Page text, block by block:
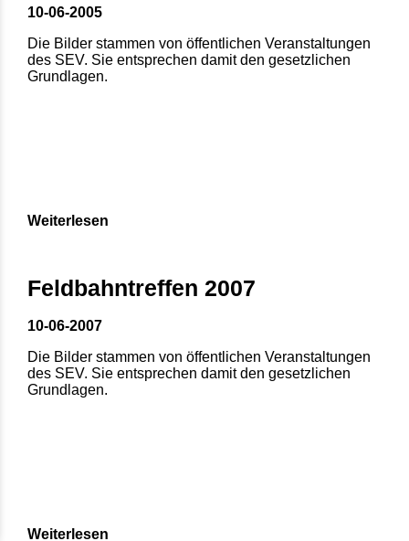
10-06-2005
Die Bilder stammen von öffentlichen Veranstaltungen
des SEV. Sie entsprechen damit den gesetzlichen
Grundlagen.
Weiterlesen
Feldbahntreffen 2007
10-06-2007
Die Bilder stammen von öffentlichen Veranstaltungen
des SEV. Sie entsprechen damit den gesetzlichen
Grundlagen.
Weiterlesen